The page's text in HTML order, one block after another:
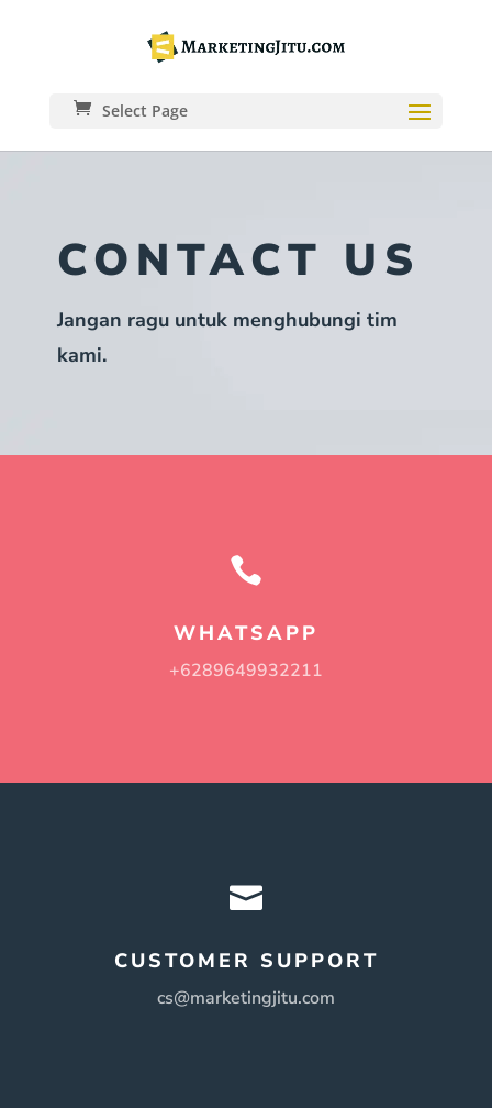
Select Page
CONTACT US
Jangan ragu untuk menghubungi tim
kami.

WHATSAPP
+6289649932211

CUSTOMER SUPPORT
cs@marketingjitu.com